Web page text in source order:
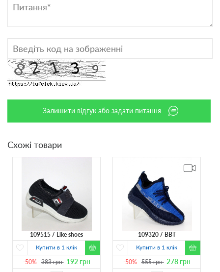
Залишити відгук або задати питання
Схожі товари
109515
Like shoes
Купити в 1 клік
-50% 383грн 192грн
109320
BBT
Купити в 1 клік
-50% 555грн 278грн